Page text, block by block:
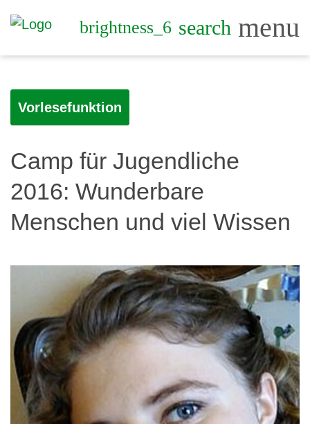
brightness_6 search menu
Vorlesefunktion
Camp für Jugendliche
2016: Wunderbare
Menschen und viel Wissen